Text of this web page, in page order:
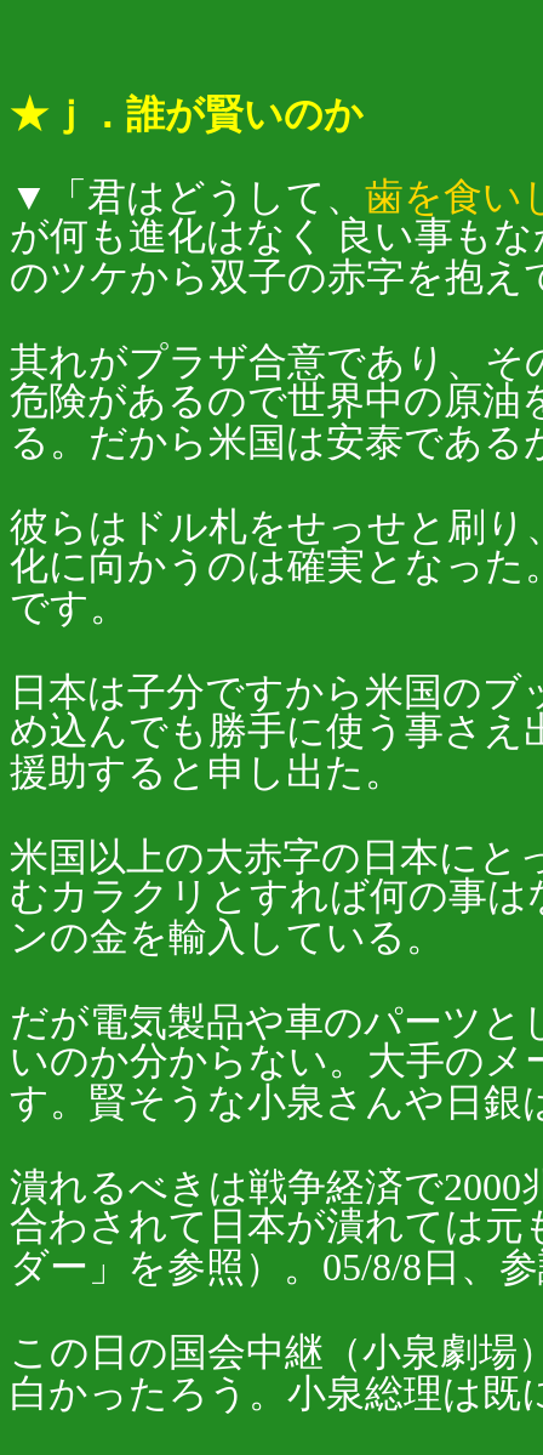
★ｊ．誰が賢いのか
▼「君はどうして、 歯を食い
が何も進化はなく 良い事も
のツケから双子の赤字を抱
其れがプラザ合意であり、
危険があるので世界中の原油
る。だから米国は安泰である
彼らはドル札をせっせと刷
化に向かうのは確実となっ
です。
日本は子分ですから米国の
め込んでも勝手に使う事さ
援助すると申し出た。
米国以上の大赤字の日本にと
むカラクリとすれば何の事は
ンの金を輸入している。
だが電気製品や車のパーツ
いのか分からない。大手の
す。賢そうな小泉さんや日
潰れるべきは戦争経済で
合わされて日本が潰れては元
ダー」を参照）。05/8/8日、
この日の国会中継（小泉劇
白かったろう。小泉総理は